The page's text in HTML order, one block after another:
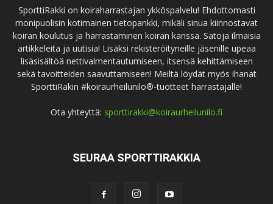
SporttiRakki on koiraharrastajan ykköspalvelu! Ehdottomasti
monipuolisin kotimainen tietopankki, mikäli sinua kiinnostavat
koiran koulutus ja harrastaminen koiran kanssa. Satoja ilmaisia
artikkeleita ja uutisia! Lisäksi rekisteröityneille jäsenille upeaa
lisäsisältöä nettivalmentautumiseen, itsensä kehittämiseen
sekä tavoitteiden saavuttamiseen! Meiltä löydät myös ihanat
SporttiRakin #koiraurheilunilo®-tuotteet harrastajalle!
Ota yhteyttä: sporttirakki@koiraurheilunilo.fi
SEURAA SPORTTIRAKKIA